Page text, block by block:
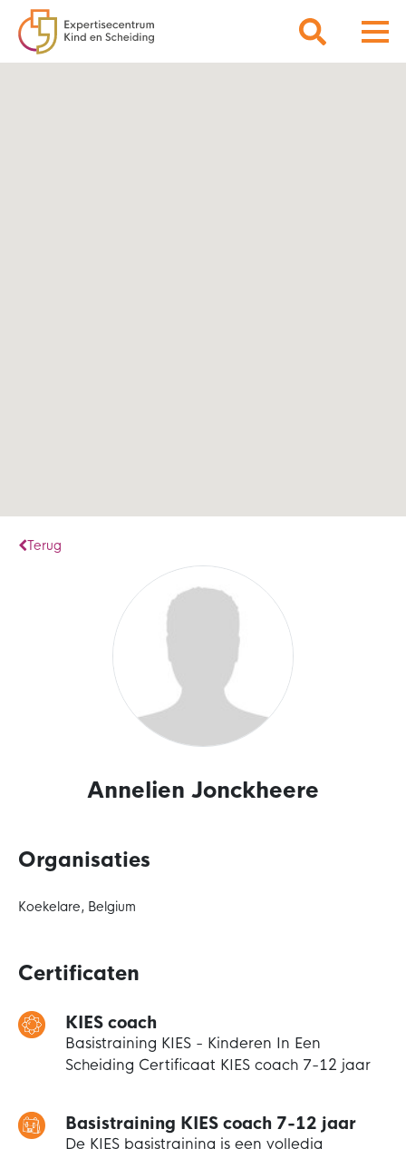
Terug
Annelien Jonckheere
Organisaties
Koekelare, Belgium
Certificaten
KIES coach
Basistraining KIES - Kinderen In Een
Scheiding Certificaat KIES coach 7-12 jaar
Basistraining KIES coach 7-12 jaar
De KIES basistraining is een volledig